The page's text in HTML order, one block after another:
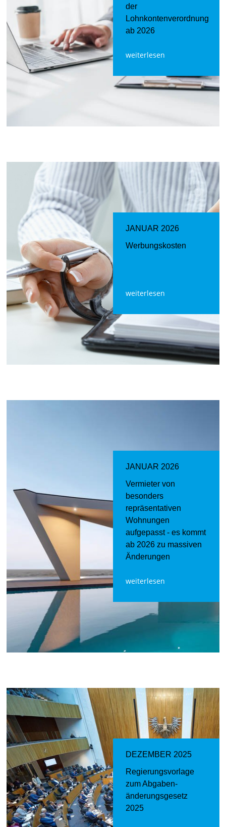
der
Lohnkontenverordnung
ab 2026
weiterlesen
JANUAR 2026
Werbungskosten
weiterlesen
JANUAR 2026
Vermieter von
besonders
repräsentativen
Wohnungen
aufgepasst - es kommt
ab 2026 zu massiven
Änderungen
weiterlesen
DEZEMBER 2025
Regierungsvorlage
zum Abgaben­
änderungs­gesetz
2025